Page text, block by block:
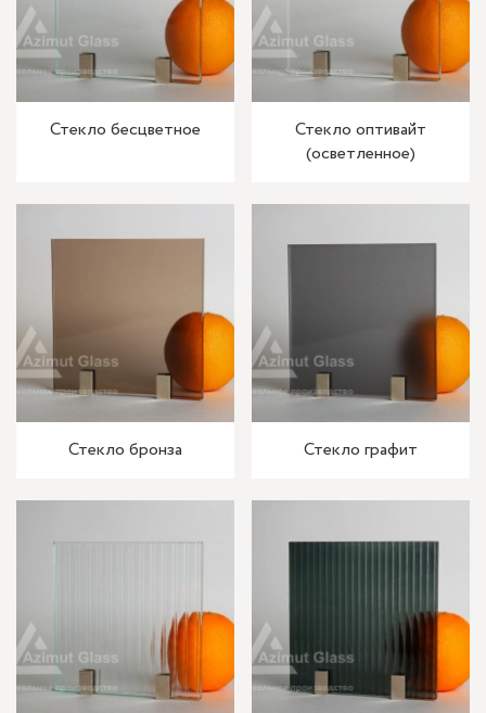
Стекло бесцветное
Стекло оптивайт
(осветленное)
Стекло бронза Стекло графит